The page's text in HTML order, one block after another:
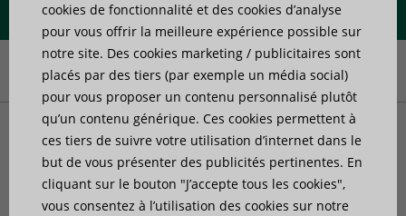
Accueil»Produits» Systèmes de rails»Etriers, brides de serrage
pour rail
Etriers, brides de serrage
pour rail
cookies de fonctionnalité et des cookies d’analyse
pour vous offrir la meilleure expérience possible sur
notre site. Des cookies marketing / publicitaires sont
placés par des tiers (par exemple un média social)
pour vous proposer un contenu personnalisé plutôt
qu’un contenu générique. Ces cookies permettent à
ces tiers de suivre votre utilisation d’internet dans le
but de vous présenter des publicités pertinentes. En
cliquant sur le bouton "J’accepte tous les cookies",
vous consentez à l’utilisation des cookies sur notre